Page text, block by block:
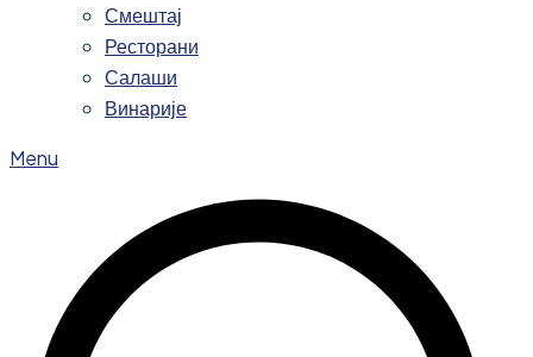
Смештај
Ресторани
Салаши
Винарије
Menu